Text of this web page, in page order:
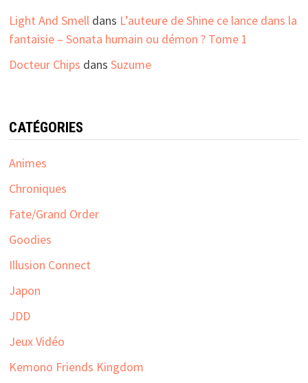
Light And Smelldans L’auteure de Shine ce lance dans la
fantaisie – Sonata humain ou démon ? Tome 1
Docteur Chips dans Suzume
CATÉGORIES
Animes
Chroniques
Fate/Grand Order
Goodies
Illusion Connect
Japon
JDD
Jeux Vidéo
Kemono Friends Kingdom